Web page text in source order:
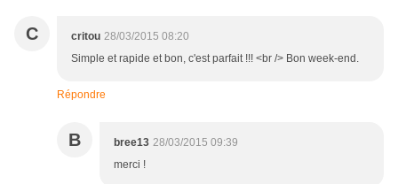
C critou 28/03/2015 08:20
Simple et rapide et bon, c'est parfait !!! <br /> Bon week-end.
Répondre
B bree13 28/03/2015 09:39
merci !